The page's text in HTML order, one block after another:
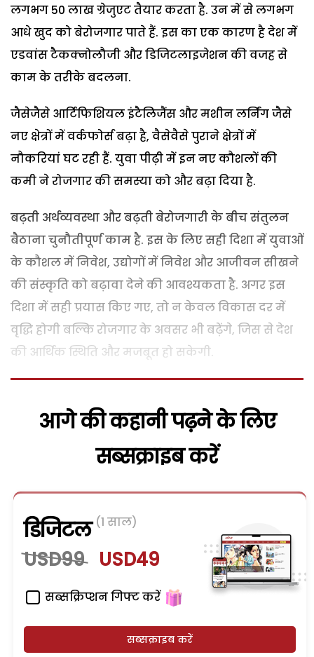
लगभग 50 लाख ग्रेजुएट तैयार करता है. उन में से लगभग
आधे खुद को बेरोजगार पाते हैं. इस का एक कारण है देश में
एडवांस टैकक्नोलौजी और डिजिटलाइजेशन की वजह से
काम के तरीके बदलना.
जैसेजैसे आर्टिफिशियल इंटैलिजैंस और मशीन लर्निंग जैसे
नए क्षेत्रों में वर्कफोर्स बढ़ा है, वैसेवैसे पुराने क्षेत्रों में
नौकरियां घट रही हैं. युवा पीढ़ी में इन नए कौशलों की
कमी ने रोजगार की समस्या को और बढ़ा दिया है.
बढ़ती अर्थव्यवस्था और बढ़ती बेरोजगारी के बीच संतुलन
बैठाना चुनौतीपूर्ण काम है. इस के लिए सही दिशा में युवाओं
के कौशल में निवेश, उद्योगों में निवेश और आजीवन सीखने
की संस्कृति को बढ़ावा देने की आवश्यकता है. अगर इस
दिशा में सही प्रयास किए गए, तो न केवल विकास दर में
वृद्धि होगी बल्कि रोजगार के अवसर भी बढ़ेंगे, जिस से देश
की आर्थिकस्थिति औरमजबूतहो सकेगी.
आगे की कहानी पढ़ने के लिए
सब्सक्राइब करें
डिजिटल (1 साल)
USD99 USD49
सब्सक्रिप्शन गिफ्ट करें
सब्सक्राइब करें